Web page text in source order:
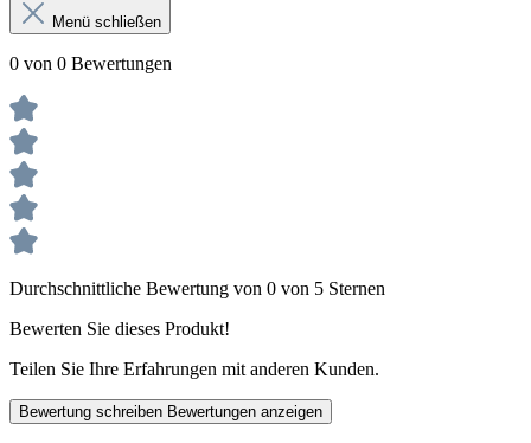
Menü schließen
0 von 0 Bewertungen
Durchschnittliche Bewertung von 0 von 5 Sternen
Bewerten Sie dieses Produkt!
Teilen Sie Ihre Erfahrungen mit anderen Kunden.
Bewertung schreiben Bewertungen anzeigen